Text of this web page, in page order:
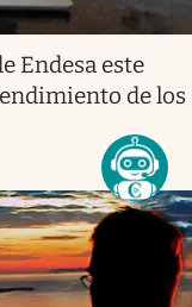
Endesa este
de los